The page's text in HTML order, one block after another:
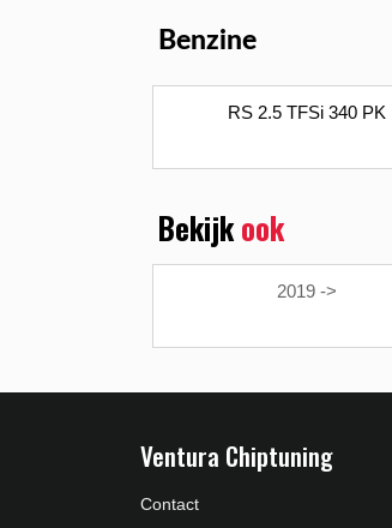
Benzine
RS 2.5 TFSi 340 PK
Bekijkook
2019 ->
Ventura Chiptuning
Contact